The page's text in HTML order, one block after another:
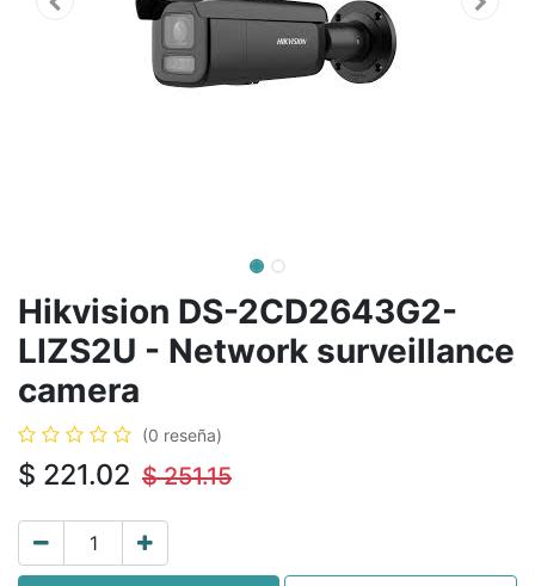
Hikvision DS-2CD2643G2-
LIZS2U - Network surveillance
camera
(0 reseña)
$ 221.02 $251.15